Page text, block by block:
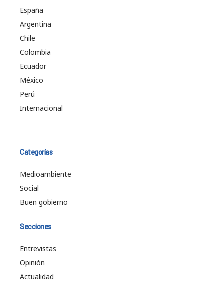
España
Argentina
Chile
Colombia
Ecuador
México
Perú
Internacional
Categorías
Medioambiente
Social
Buen gobierno
Secciones
Entrevistas
Opinión
Actualidad